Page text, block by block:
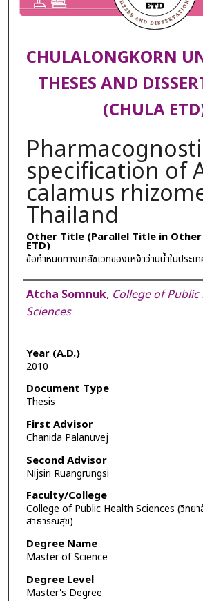
CHULALONGKORN
THESES AND
(CHULA
specification of
calamus
Thailand
Other Title (Parallel Title in
ETD)
ข้อกำหนดทางเภสัชเวทของเหง้าว่านน้ำในประเ
Author
Atcha Somnuk, College of
Sciences
Year (A.D.)
2010
Document Type
Thesis
First Advisor
Chanida Palanuvej
Second Advisor
Nijsiri Ruangrungsi
Faculty/College
College of Public Health Sciences (วิทยา
สาธารณสุข)
Degree Name
Master of Science
Degree Level
Master's Degree